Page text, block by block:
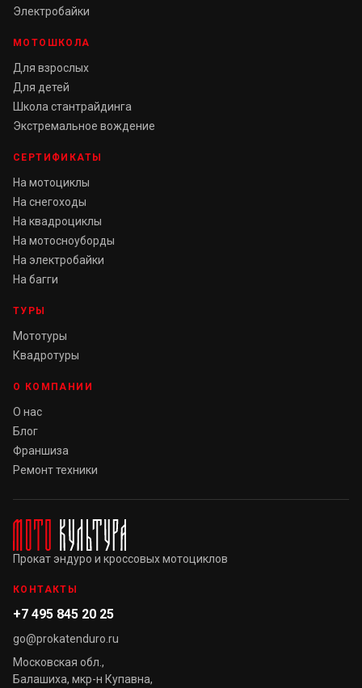
Электробайки
МОТОШКОЛА
Для взрослых
Для детей
Школа стантрайдинга
Экстремальное вождение
СЕРТИФИКАТЫ
На мотоциклы
На снегоходы
На квадроциклы
На мотосноуборды
На электробайки
На багги
ТУРЫ
Мототуры
Квадротуры
О КОМПАНИИ
О нас
Блог
Франшиза
Ремонт техники
Прокат эндуро и кроссовых мотоциклов
КОНТАКТЫ
+7 495 845 20 25
go@prokatenduro.ru
Московская обл.,
Балашиха, мкр-н Купавна,